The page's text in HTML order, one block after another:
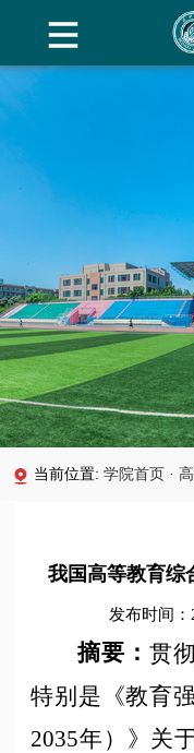
当前位置:学院首页 ·
我国高等教育综
发布时间：
摘要 ： 贯
特别是《教育
2035年）》关